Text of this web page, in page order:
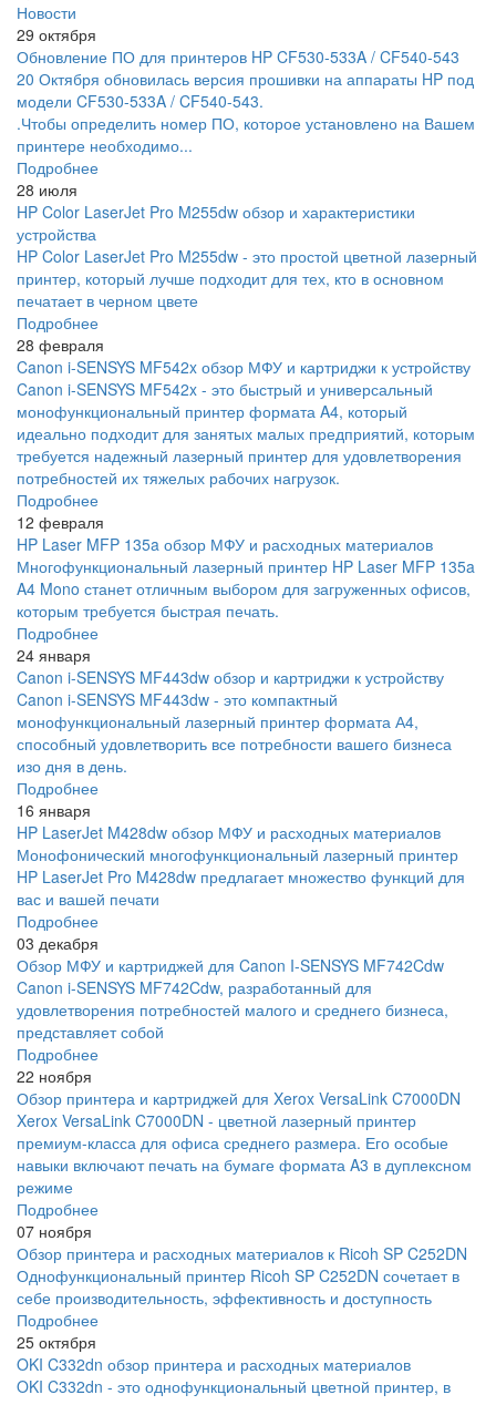
Новости
29 октября
Обновление ПО для принтеров HP CF530-533A / CF540-543
20 Октября обновилась версия прошивки на аппараты HP под
модели CF530-533A / CF540-543.
.Чтобы определить номер ПО, которое установлено на Вашем
принтере необходимо...
Подробнее
28 июля
HP Color LaserJet Pro M255dw обзор и характеристики
устройства
HP Color LaserJet Pro M255dw - это простой цветной лазерный
принтер, который лучше подходит для тех, кто в основном
печатает в черном цвете
Подробнее
28 февраля
Canon i-SENSYS MF542x обзор МФУ и картриджи к устройству
Canon i-SENSYS MF542x - это быстрый и универсальный
монофункциональный принтер формата A4, который
идеально подходит для занятых малых предприятий, которым
требуется надежный лазерный принтер для удовлетворения
потребностей их тяжелых рабочих нагрузок.
Подробнее
12 февраля
HP Laser MFP 135a обзор МФУ и расходных материалов
Многофункциональный лазерный принтер HP Laser MFP 135a
A4 Mono станет отличным выбором для загруженных офисов,
которым требуется быстрая печать.
Подробнее
24 января
Canon i-SENSYS MF443dw обзор и картриджи к устройству
Canon i-SENSYS MF443dw - это компактный
монофункциональный лазерный принтер формата А4,
способный удовлетворить все потребности вашего бизнеса
изо дня в день.
Подробнее
16 января
HP LaserJet M428dw обзор МФУ и расходных материалов
Монофонический многофункциональный лазерный принтер
HP LaserJet Pro M428dw предлагает множество функций для
вас и вашей печати
Подробнее
03 декабря
Обзор МФУ и картриджей для Canon I-SENSYS MF742Cdw
Canon i-SENSYS MF742Cdw, разработанный для
удовлетворения потребностей малого и среднего бизнеса,
представляет собой
Подробнее
22 ноября
Обзор принтера и картриджей для Xerox VersaLink C7000DN
Xerox VersaLink C7000DN - цветной лазерный принтер
премиум-класса для офиса среднего размера. Его особые
навыки включают печать на бумаге формата A3 в дуплексном
режиме
Подробнее
07 ноября
Обзор принтера и расходных материалов к Ricoh SP C252DN
Однофункциональный принтер Ricoh SP C252DN сочетает в
себе производительность, эффективность и доступность
Подробнее
25 октября
OKI C332dn обзор принтера и расходных материалов
OKI C332dn - это однофункциональный цветной принтер, в